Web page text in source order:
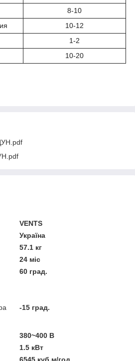
8-10
10-12
1-2
10-20
VENTS
Україна
57.1 кг
24 міс
60 град.
-15 град.
380~400 В
1.5 кВт
6545 куб.м/год